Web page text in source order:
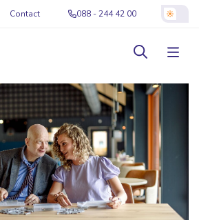
Contact 088 - 244 42 00